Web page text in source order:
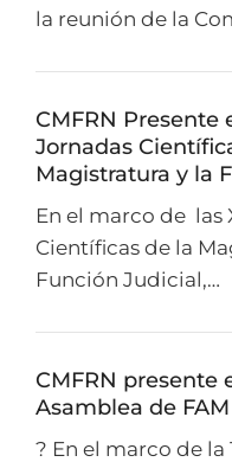
la reunión de la
CMFRN Presente
Jornadas
Magistratura y la
En el marco de las
Científicas de la
Función Judicial,…
CMFRN presente
Asamblea de FAM
? En el marco de la